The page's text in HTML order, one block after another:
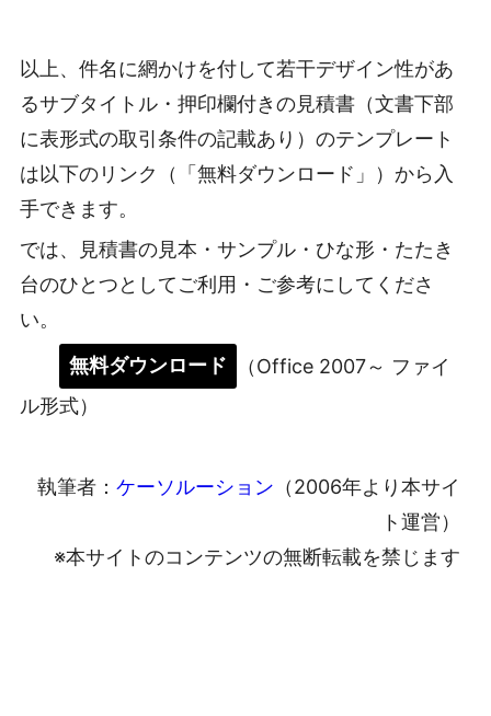
以上、件名に網かけを付して若干デザイン性があ
るサブタイトル・押印欄付きの見積書（文書下部
に表形式の取引条件の記載あり）のテンプレート
は以下のリンク（「無料ダウンロード」）から入
手できます。
では、見積書の見本・サンプル・ひな形・たたき
台のひとつとしてご利用・ご参考にしてくださ
い。
無料ダウンロード
（Office 2007～ ファイ
ル形式）
執筆者： ケーソルーション （2006年より本サイ
ト運営）
※本サイトのコンテンツの無断転載を禁じます